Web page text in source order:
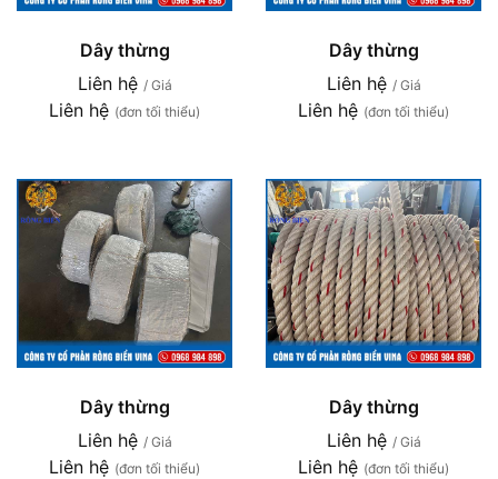
Dây thừng
Liên hệ / Giá
Liên hệ (đơn tối thiểu)
Dây thừng
Liên hệ / Giá
Liên hệ (đơn tối thiểu)
Dây thừng
Liên hệ / Giá
Liên hệ (đơn tối thiểu)
Dây thừng
Liên hệ / Giá
Liên hệ (đơn tối thiểu)